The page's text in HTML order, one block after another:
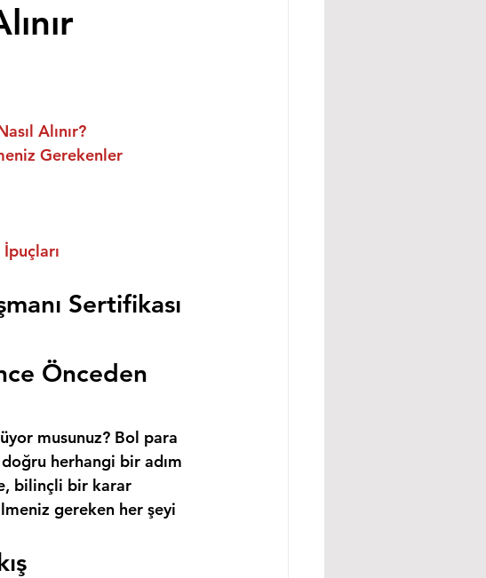
Alınır?
Gerekenler
Sertifikası
Önceden
musunuz? Bol para
herhangi bir adım
bilinçli bir karar
gereken her şeyi